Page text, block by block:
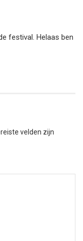
festival. Helaas ben
velden zijn